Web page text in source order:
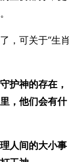
，可关于“生肖
护神的存在，
，他们会有什
人间的大小事